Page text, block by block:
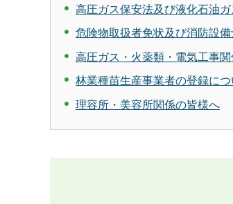
高圧ガス保安法及び液化石油
危険物取扱者免状及び消防設
高圧ガス・火薬類・電気工事
林業種苗生産事業者の登録につ
理容所・美容所関係の皆様へ